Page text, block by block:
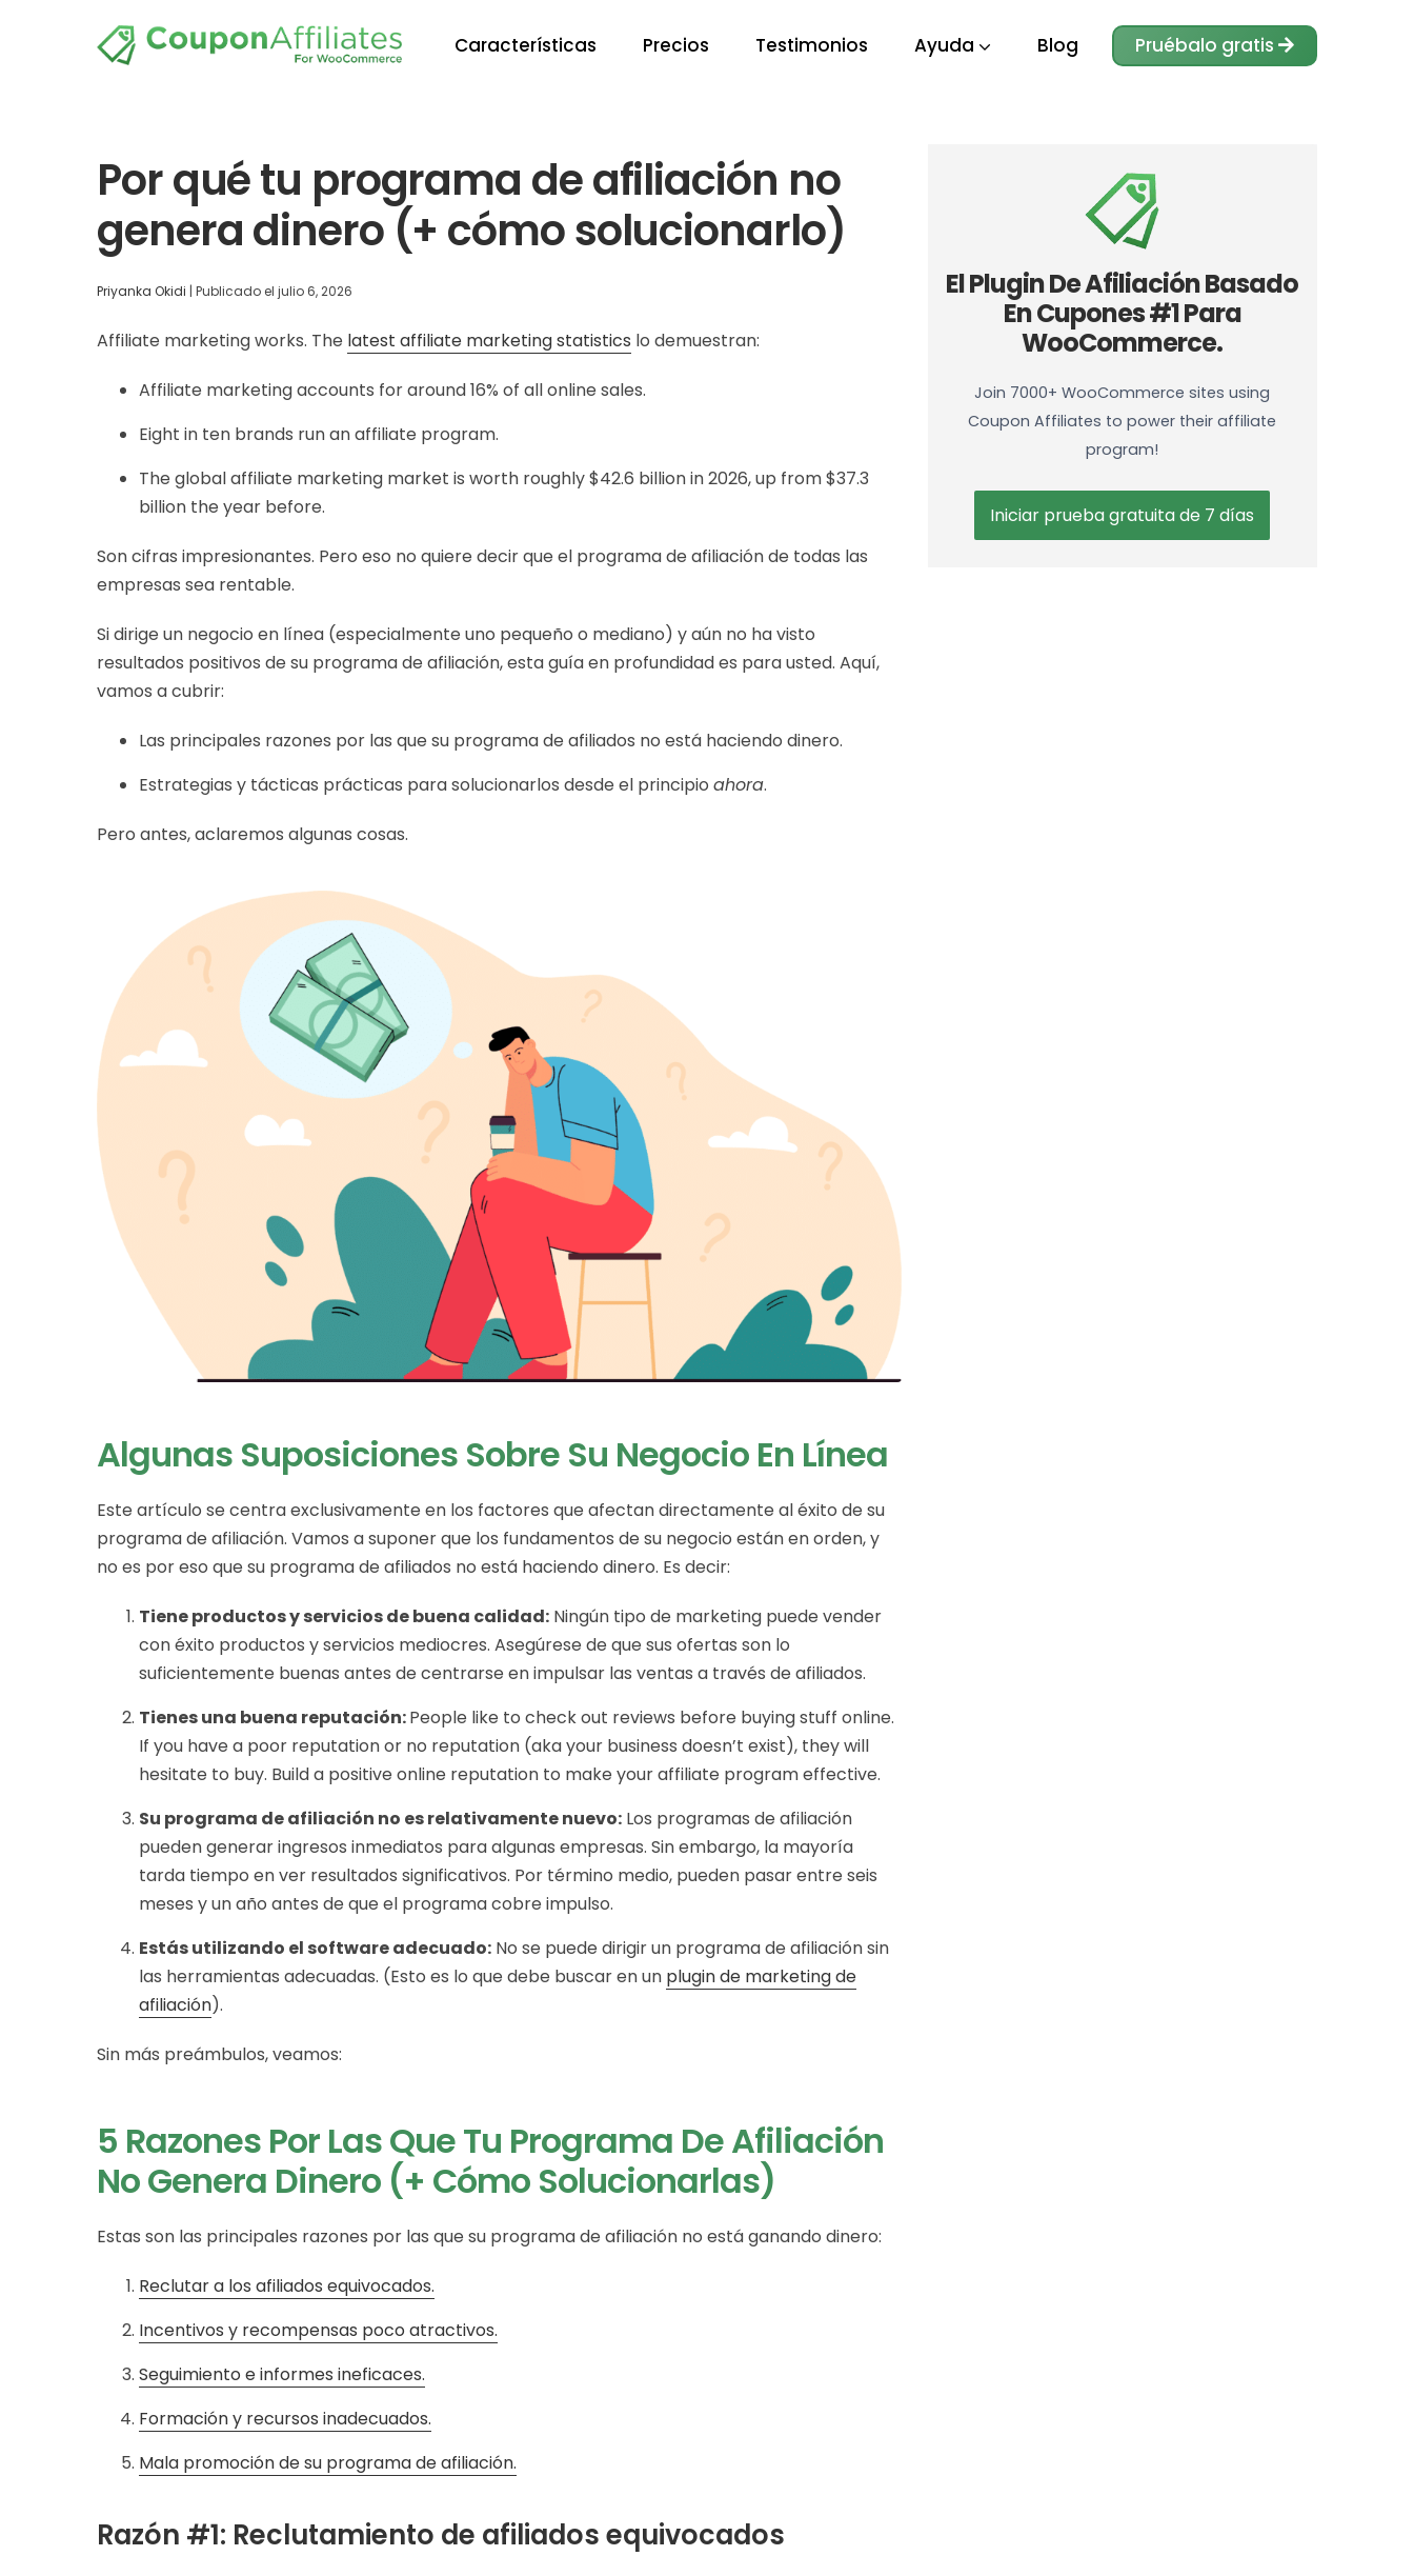
Características Precios Testimonios Ayuda Blog Pruébalo gratis
Por qué tu programa de afiliación no
genera dinero (+ cómo solucionarlo)
Priyanka Okidi | Publicado el julio 6, 2026
Affiliate marketing works. The latest affiliate marketing statistics lo demuestran:
Affiliate marketing accounts for around 16% of all online sales.
Eight in ten brands run an affiliate program.
The global affiliate marketing market is worth roughly $42.6 billion in 2026, up from $37.3
billion the year before.
Son cifras impresionantes. Pero eso no quiere decir que el programa de afiliación de todas las
empresas sea rentable.
Si dirige un negocio en línea (especialmente uno pequeño o mediano) y aún no ha visto
resultados positivos de su programa de afiliación, esta guía en profundidad es para usted. Aquí,
vamos a cubrir:
Las principales razones por las que su programa de afiliados no está haciendo dinero.
Estrategias y tácticas prácticas para solucionarlos desde el principio ahora.
Pero antes, aclaremos algunas cosas.
Algunas Suposiciones Sobre Su Negocio En Línea
Este artículo se centra exclusivamente en los factores que afectan directamente al éxito de su
programa de afiliación. Vamos a suponer que los fundamentos de su negocio están en orden, y
no es por eso que su programa de afiliados no está haciendo dinero. Es decir:
Tiene productos y servicios de buena calidad: Ningún tipo de marketing puede vender
con éxito productos y servicios mediocres. Asegúrese de que sus ofertas son lo
suficientemente buenas antes de centrarse en impulsar las ventas a través de afiliados.
Tienes una buena reputación:People like to check out reviews before buying stuff online.
If you have a poor reputation or no reputation (aka your business doesn’t exist), they will
hesitate to buy. Build a positive online reputation to make your affiliate program effective.
Su programa de afiliación no es relativamente nuevo: Los programas de afiliación
pueden generar ingresos inmediatos para algunas empresas. Sin embargo, la mayoría
tarda tiempo en ver resultados significativos. Por término medio, pueden pasar entre seis
meses y un año antes de que el programa cobre impulso.
Estás utilizando el software adecuado: No se puede dirigir un programa de afiliación sin
las herramientas adecuadas. (Esto es lo que debe buscar en un plugin de marketing de
afiliación).
Sin más preámbulos, veamos:
5 Razones Por Las Que Tu Programa De Afiliación
No Genera Dinero (+ Cómo Solucionarlas)
Estas son las principales razones por las que su programa de afiliación no está ganando dinero:
Reclutar a los afiliados equivocados.
Incentivos y recompensas poco atractivos.
Seguimiento e informes ineficaces.
Formación y recursos inadecuados.
Mala promoción de su programa de afiliación.
Razón #1: Reclutamiento de afiliados equivocados
El Plugin De Afiliación Basado
En Cupones #1 Para
WooCommerce.
Join 7000+ WooCommerce sites using
Coupon Affiliates to power their affiliate
program!
Iniciar prueba gratuita de 7 días